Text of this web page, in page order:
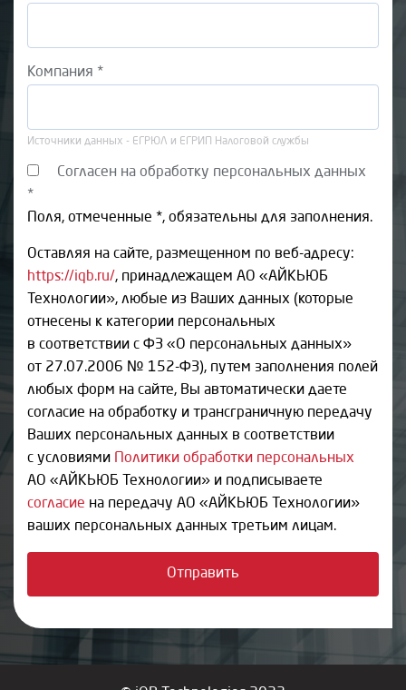
Компания *
Источники данных - ЕГРЮЛ и ЕГРИП Налоговой службы
Согласен на обработку персональных данных
*
Поля, отмеченные *, обязательны для заполнения.
Оставляя на сайте, размещенном по веб-адресу:
https://iqb.ru/, принадлежащем АО «АЙКЬЮБ
Технологии», любые из Ваших данных (которые
отнесены к категории персональных
в соответствии с ФЗ «О персональных данных»
от 27.07.2006 № 152-ФЗ), путем заполнения полей
любых форм на сайте, Вы автоматически даете
согласие на обработку и трансграничную передачу
Ваших персональных данных в соответствии
с условиями Политики обработки персональных
АО «АЙКЬЮБ Технологии» и подписываете
согласие на передачу АО «АЙКЬЮБ Технологии»
ваших персональных данных третьим лицам.